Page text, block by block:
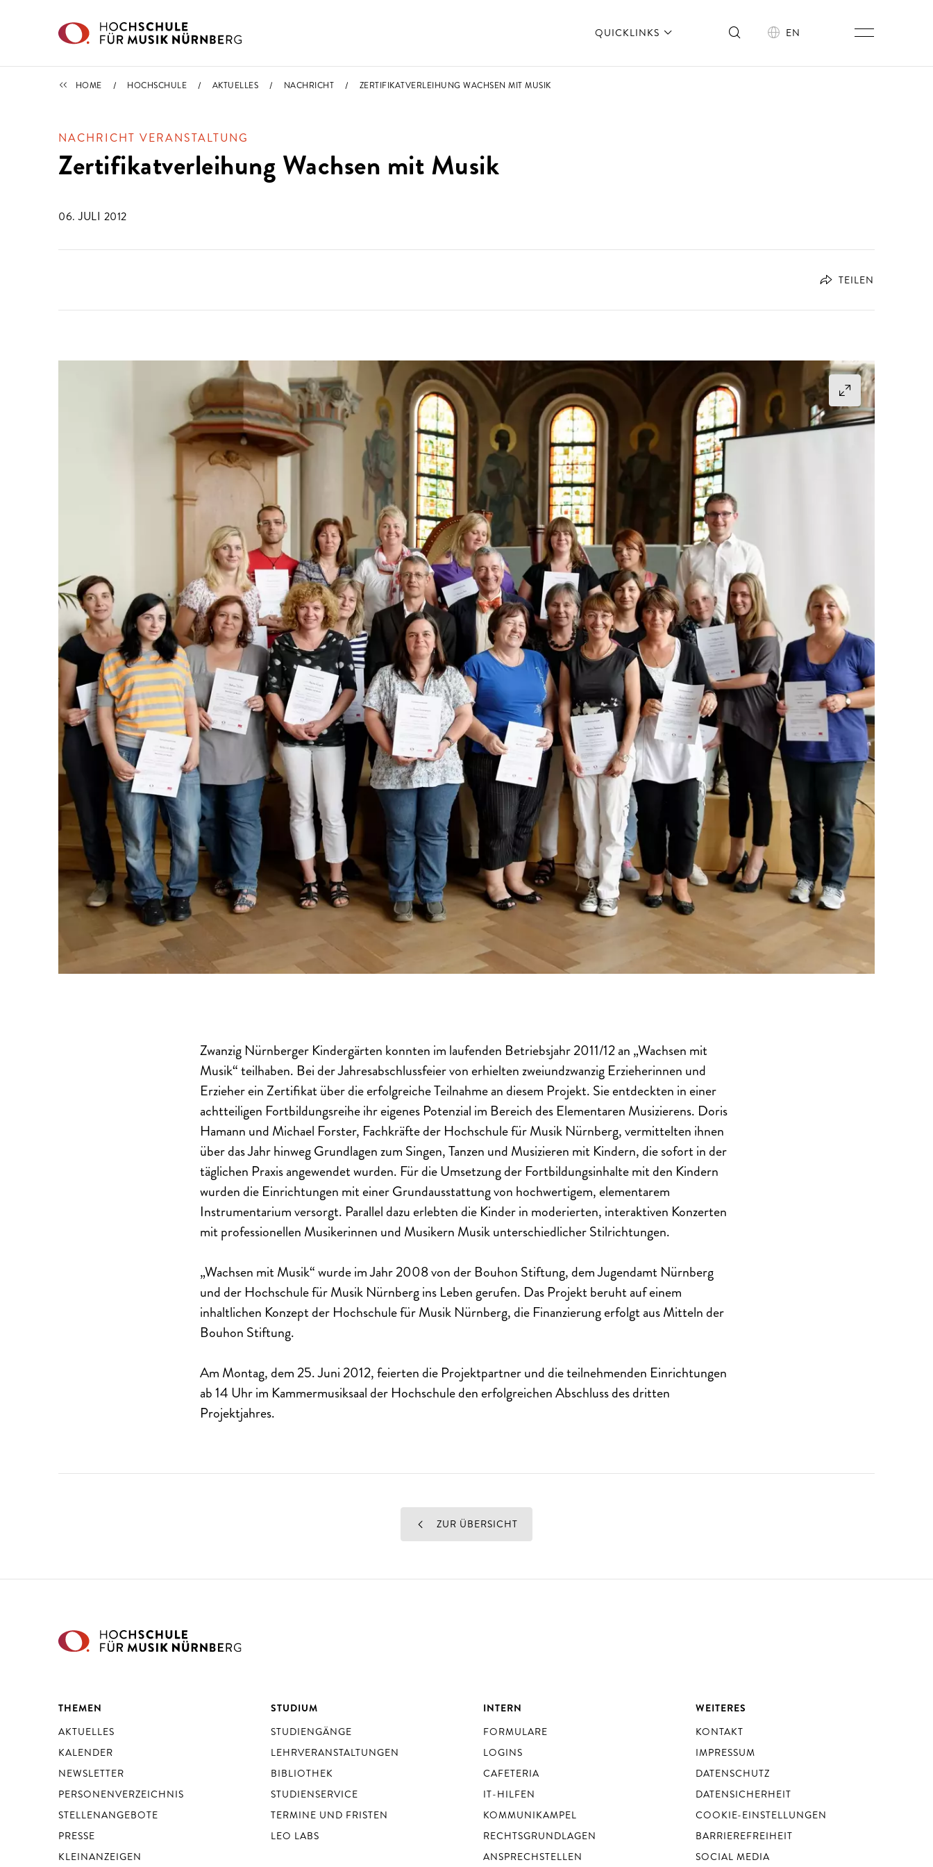
QUICKLINKS EN
IMPORTIERT
HOME HOCHSCHULE AKTUELLES NACHRICHT ZERTIFIKATVERLEIHUNG WACHSEN MIT MUSIK
NACHRICHT VERANSTALTUNG
Zertifikatverleihung Wachsen mit Musik
06. JULI 2012
TEILEN
Zwanzig Nürnberger Kindergärten konnten im laufenden Betriebsjahr 2011/12 an „Wachsen mit
Musik“ teilhaben. Bei der Jahresabschlussfeier von erhielten zweiundzwanzig Erzieherinnen und
Erzieher ein Zertifikat über die erfolgreiche Teilnahme an diesem Projekt. Sie entdeckten in einer
achtteiligen Fortbildungsreihe ihr eigenes Potenzial im Bereich des Elementaren Musizierens. Doris
Hamann und Michael Forster, Fachkräfte der Hochschule für Musik Nürnberg, vermittelten ihnen
über das Jahr hinweg Grundlagen zum Singen, Tanzen und Musizieren mit Kindern, die sofort in der
täglichen Praxis angewendet wurden. Für die Umsetzung der Fortbildungsinhalte mit den Kindern
wurden die Einrichtungen mit einer Grundausstattung von hochwertigem, elementarem
Instrumentarium versorgt. Parallel dazu erlebten die Kinder in moderierten, interaktiven Konzerten
mit professionellen Musikerinnen und Musikern Musik unterschiedlicher Stilrichtungen.
„Wachsen mit Musik“ wurde im Jahr 2008 von der Bouhon Stiftung, dem Jugendamt Nürnberg
und der Hochschule für Musik Nürnberg ins Leben gerufen. Das Projekt beruht auf einem
inhaltlichen Konzept der Hochschule für Musik Nürnberg, die Finanzierung erfolgt aus Mitteln der
Bouhon Stiftung.
Am Montag, dem 25. Juni 2012, feierten die Projektpartner und die teilnehmenden Einrichtungen
ab 14 Uhr im Kammermusiksaal der Hochschule den erfolgreichen Abschluss des dritten
Projektjahres.
ZUR ÜBERSICHT
THEMEN
AKTUELLES
KALENDER
NEWSLETTER
PERSONENVERZEICHNIS
STELLENANGEBOTE
PRESSE
KLEINANZEIGEN
STUDIUM
STUDIENGÄNGE
LEHRVERANSTALTUNGEN
BIBLIOTHEK
STUDIENSERVICE
TERMINE UND FRISTEN
LEO LABS
INTERN
FORMULARE
LOGINS
CAFETERIA
IT-HILFEN
KOMMUNIKAMPEL
RECHTSGRUNDLAGEN
ANSPRECHSTELLEN
WEITERES
KONTAKT
IMPRESSUM
DATENSCHUTZ
DATENSICHERHEIT
COOKIE-EINSTELLUNGEN
BARRIEREFREIHEIT
SOCIAL MEDIA